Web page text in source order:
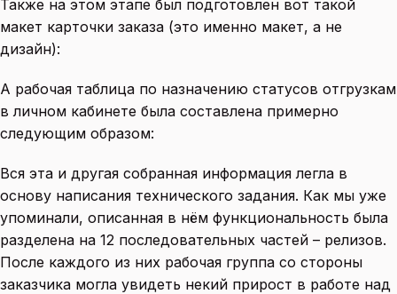
Также на этом этапе был подготовлен вот такой
макет карточки заказа (это именно макет, а не
дизайн):
А рабочая таблица по назначению статусов отгрузкам
в личном кабинете была составлена примерно
следующим образом:
Вся эта и другая собранная информация легла в
основу написания технического задания. Как мы уже
упоминали, описанная в нём функциональность была
разделена на 12 последовательных частей – релизов.
После каждого из них рабочая группа со стороны
заказчика могла увидеть некий прирост в работе над